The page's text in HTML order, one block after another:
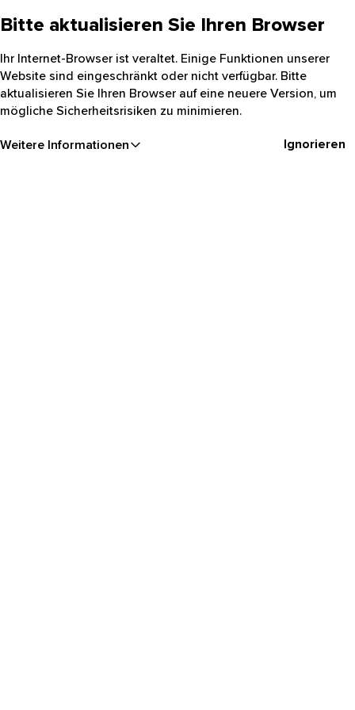
Bitte aktualisieren Sie Ihren Browser
Ihr Internet-Browser ist veraltet. Einige Funktionen unserer
Website sind eingeschränkt oder nicht verfügbar. Bitte
aktualisieren Sie Ihren Browser auf eine neuere Version, um
mögliche Sicherheitsrisiken zu minimieren.
Weitere Informationen Ignorieren